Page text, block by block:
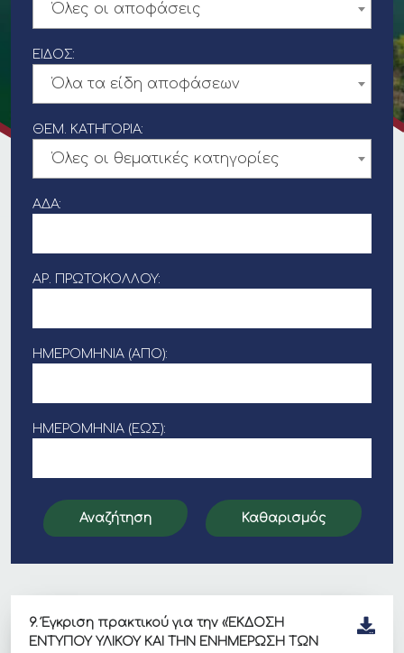
Όλες οι αποφάσεις
ΕΊΔΟΣ:
Όλα τα είδη αποφάσεων
ΘΕΜ. ΚΑΤΗΓΟΡΊΑ:
Όλες οι θεματικές κατηγορίες
ΑΔΑ:
ΑΡ. ΠΡΩΤΟΚΌΛΛΟΥ:
ΗΜΕΡΟΜΗΝΊΑ (ΑΠΌ):
ΗΜΕΡΟΜΗΝΊΑ (ΈΩΣ):
Αναζήτηση Καθαρισμός
9. Έγκριση πρακτικού για την «ΈΚΔΟΣΗ
ΕΝΤΥΠΟΥ ΥΛΙΚΟΥ ΚΑΙ ΤΗΝ ΕΝΗΜΕΡΩΣΗ ΤΩΝ